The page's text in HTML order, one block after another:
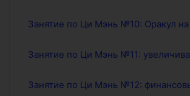
Занятие по Ци Мэнь №10: Оракул
Занятие по Ци Мэнь №11:
Занятие по Ци Мэнь №12: